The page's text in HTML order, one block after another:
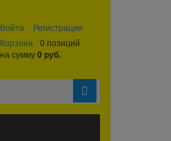
Войти
Регистрация
Корзина
0 позиций
на сумму0 руб.